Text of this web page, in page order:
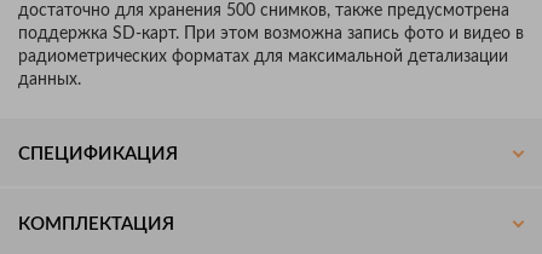
достаточно для хранения 500 снимков, также предусмотрена
поддержка SD-карт. При этом возможна запись фото и видео в
радиометрических форматах для максимальной детализации
данных.
СПЕЦИФИКАЦИЯ
КОМПЛЕКТАЦИЯ